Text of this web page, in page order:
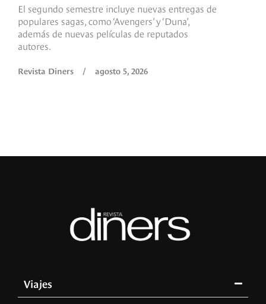
El segundo semestre incluye nuevas entregas de
populares sagas, como ‘Avengers’ y ‘Duna’,
además de nuevas películas de reputados
autores.
Revista Diners / agosto 5, 2026
Viajes